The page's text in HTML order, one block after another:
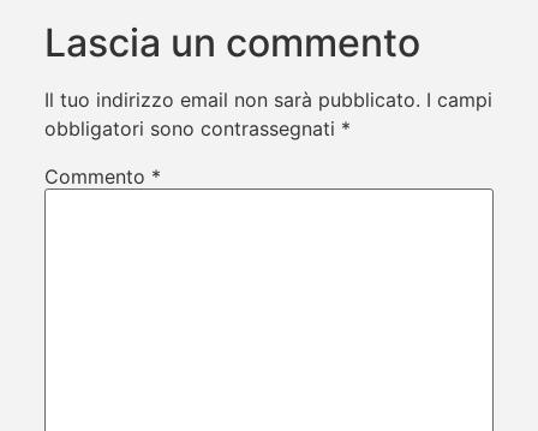
Lascia un commento
Il tuo indirizzo email non sarà pubblicato. I campi
obbligatori sono contrassegnati *
Commento *